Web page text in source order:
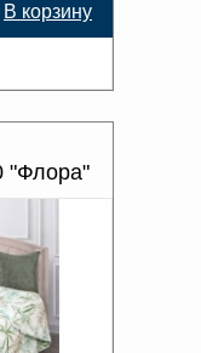
В корзину
"Флора"